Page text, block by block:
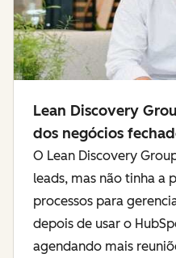
Lean Discovery
dos negócios
O Lean Discovery
leads, mas não tinha a
processos para
depois de usar o
agendando mais